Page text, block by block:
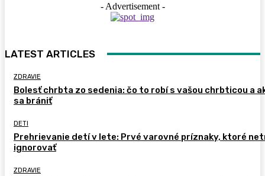
- Advertisement -
LATEST ARTICLES
ZDRAVIE
Bolesť chrbta zo sedenia: čo to robí s vašou chrbticou a
sa brániť
DETI
Prehrievanie detí v lete: Prvé varovné príznaky, ktoré
ignorovať
ZDRAVIE